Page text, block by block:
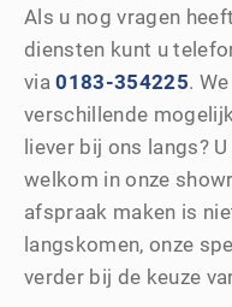
Als u nog vragen
diensten kunt u
via0183-354225.
verschillende
liever bij ons langs?
welkom in onze
afspraak maken is
langskomen, onze
verder bij de keuze